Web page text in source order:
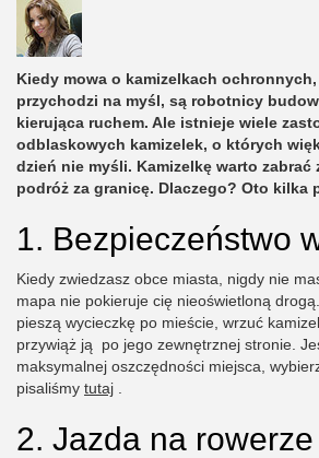
Kiedy mowa o kamizelkach
przychodzi na myśl, są robotnicy
kierująca ruchem. Ale istnieje wiele
odblaskowych kamizelek, o których
dzień nie myśli. Kamizelkę warto zabrać
podróż za granicę. Dlaczego? Oto kilka
1. Bezpieczeństwo
Kiedy zwiedzasz obce miasta, nigdy nie
mapa nie pokieruje cię nieoświetloną
pieszą wycieczkę po mieście, wrzuć
przywiąż ją po jego zewnętrznej stronie.
maksymalnej oszczędności miejsca,
pisaliśmy tutaj
2. Jazda na rowerze